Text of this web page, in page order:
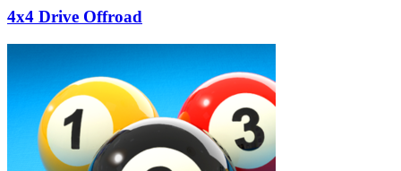
4x4 Drive Offroad